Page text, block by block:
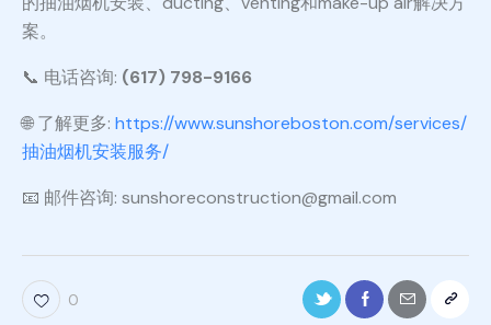
案。
📞 电话咨询: (617) 798-9166
🌐 了解更多: https://www.sunshoreboston.com/services/
抽油烟机安装服务/
📧 邮件咨询: sunshoreconstruction@gmail.com
0